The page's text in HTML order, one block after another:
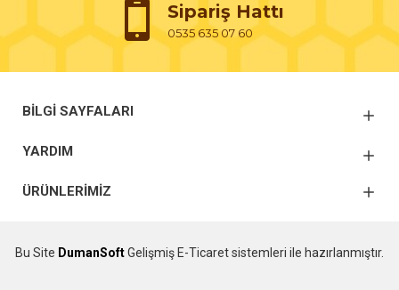
Sipariş Hattı
0535 635 07 60
BILGI SAYFALARI
YARDIM
ÜRÜNLERİMİZ
Bu Site DumanSoftGelişmiş E-Ticaret sistemleri ile hazırlanmıştır.